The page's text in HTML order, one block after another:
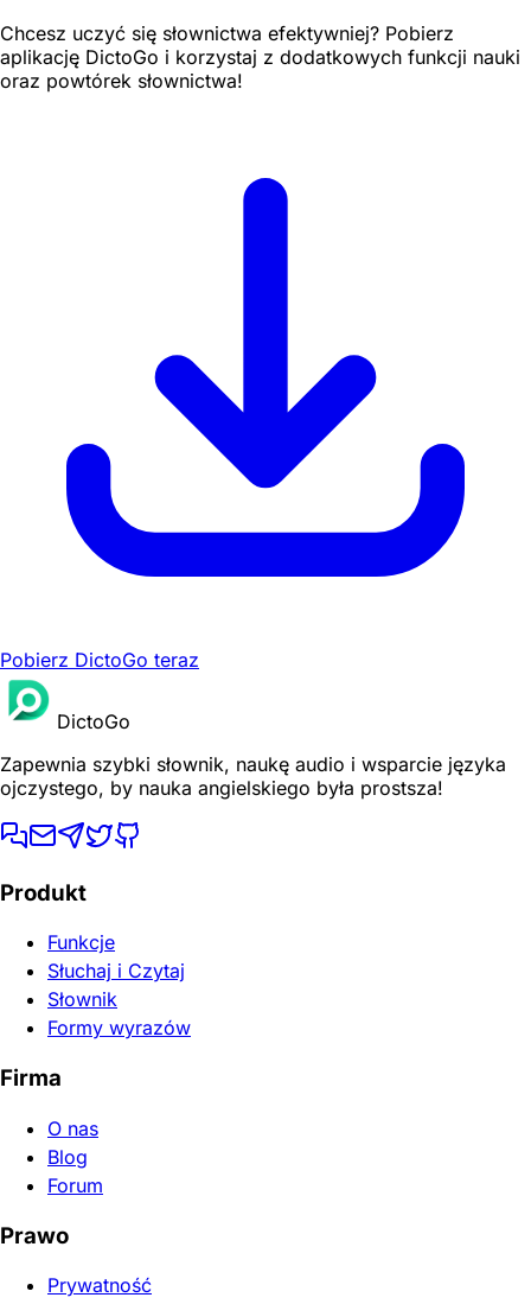
Chcesz uczyć się słownictwa efektywniej? Pobierz
aplikację DictoGo i korzystaj z dodatkowych funkcji nauki
oraz powtórek słownictwa!
Pobierz DictoGo teraz
DictoGo
Zapewnia szybki słownik, naukę audio i wsparcie języka
ojczystego, by nauka angielskiego była prostsza!
Produkt
Funkcje
Słuchaj i Czytaj
Słownik
Formy wyrazów
Firma
O nas
Blog
Forum
Prawo
Prywatność